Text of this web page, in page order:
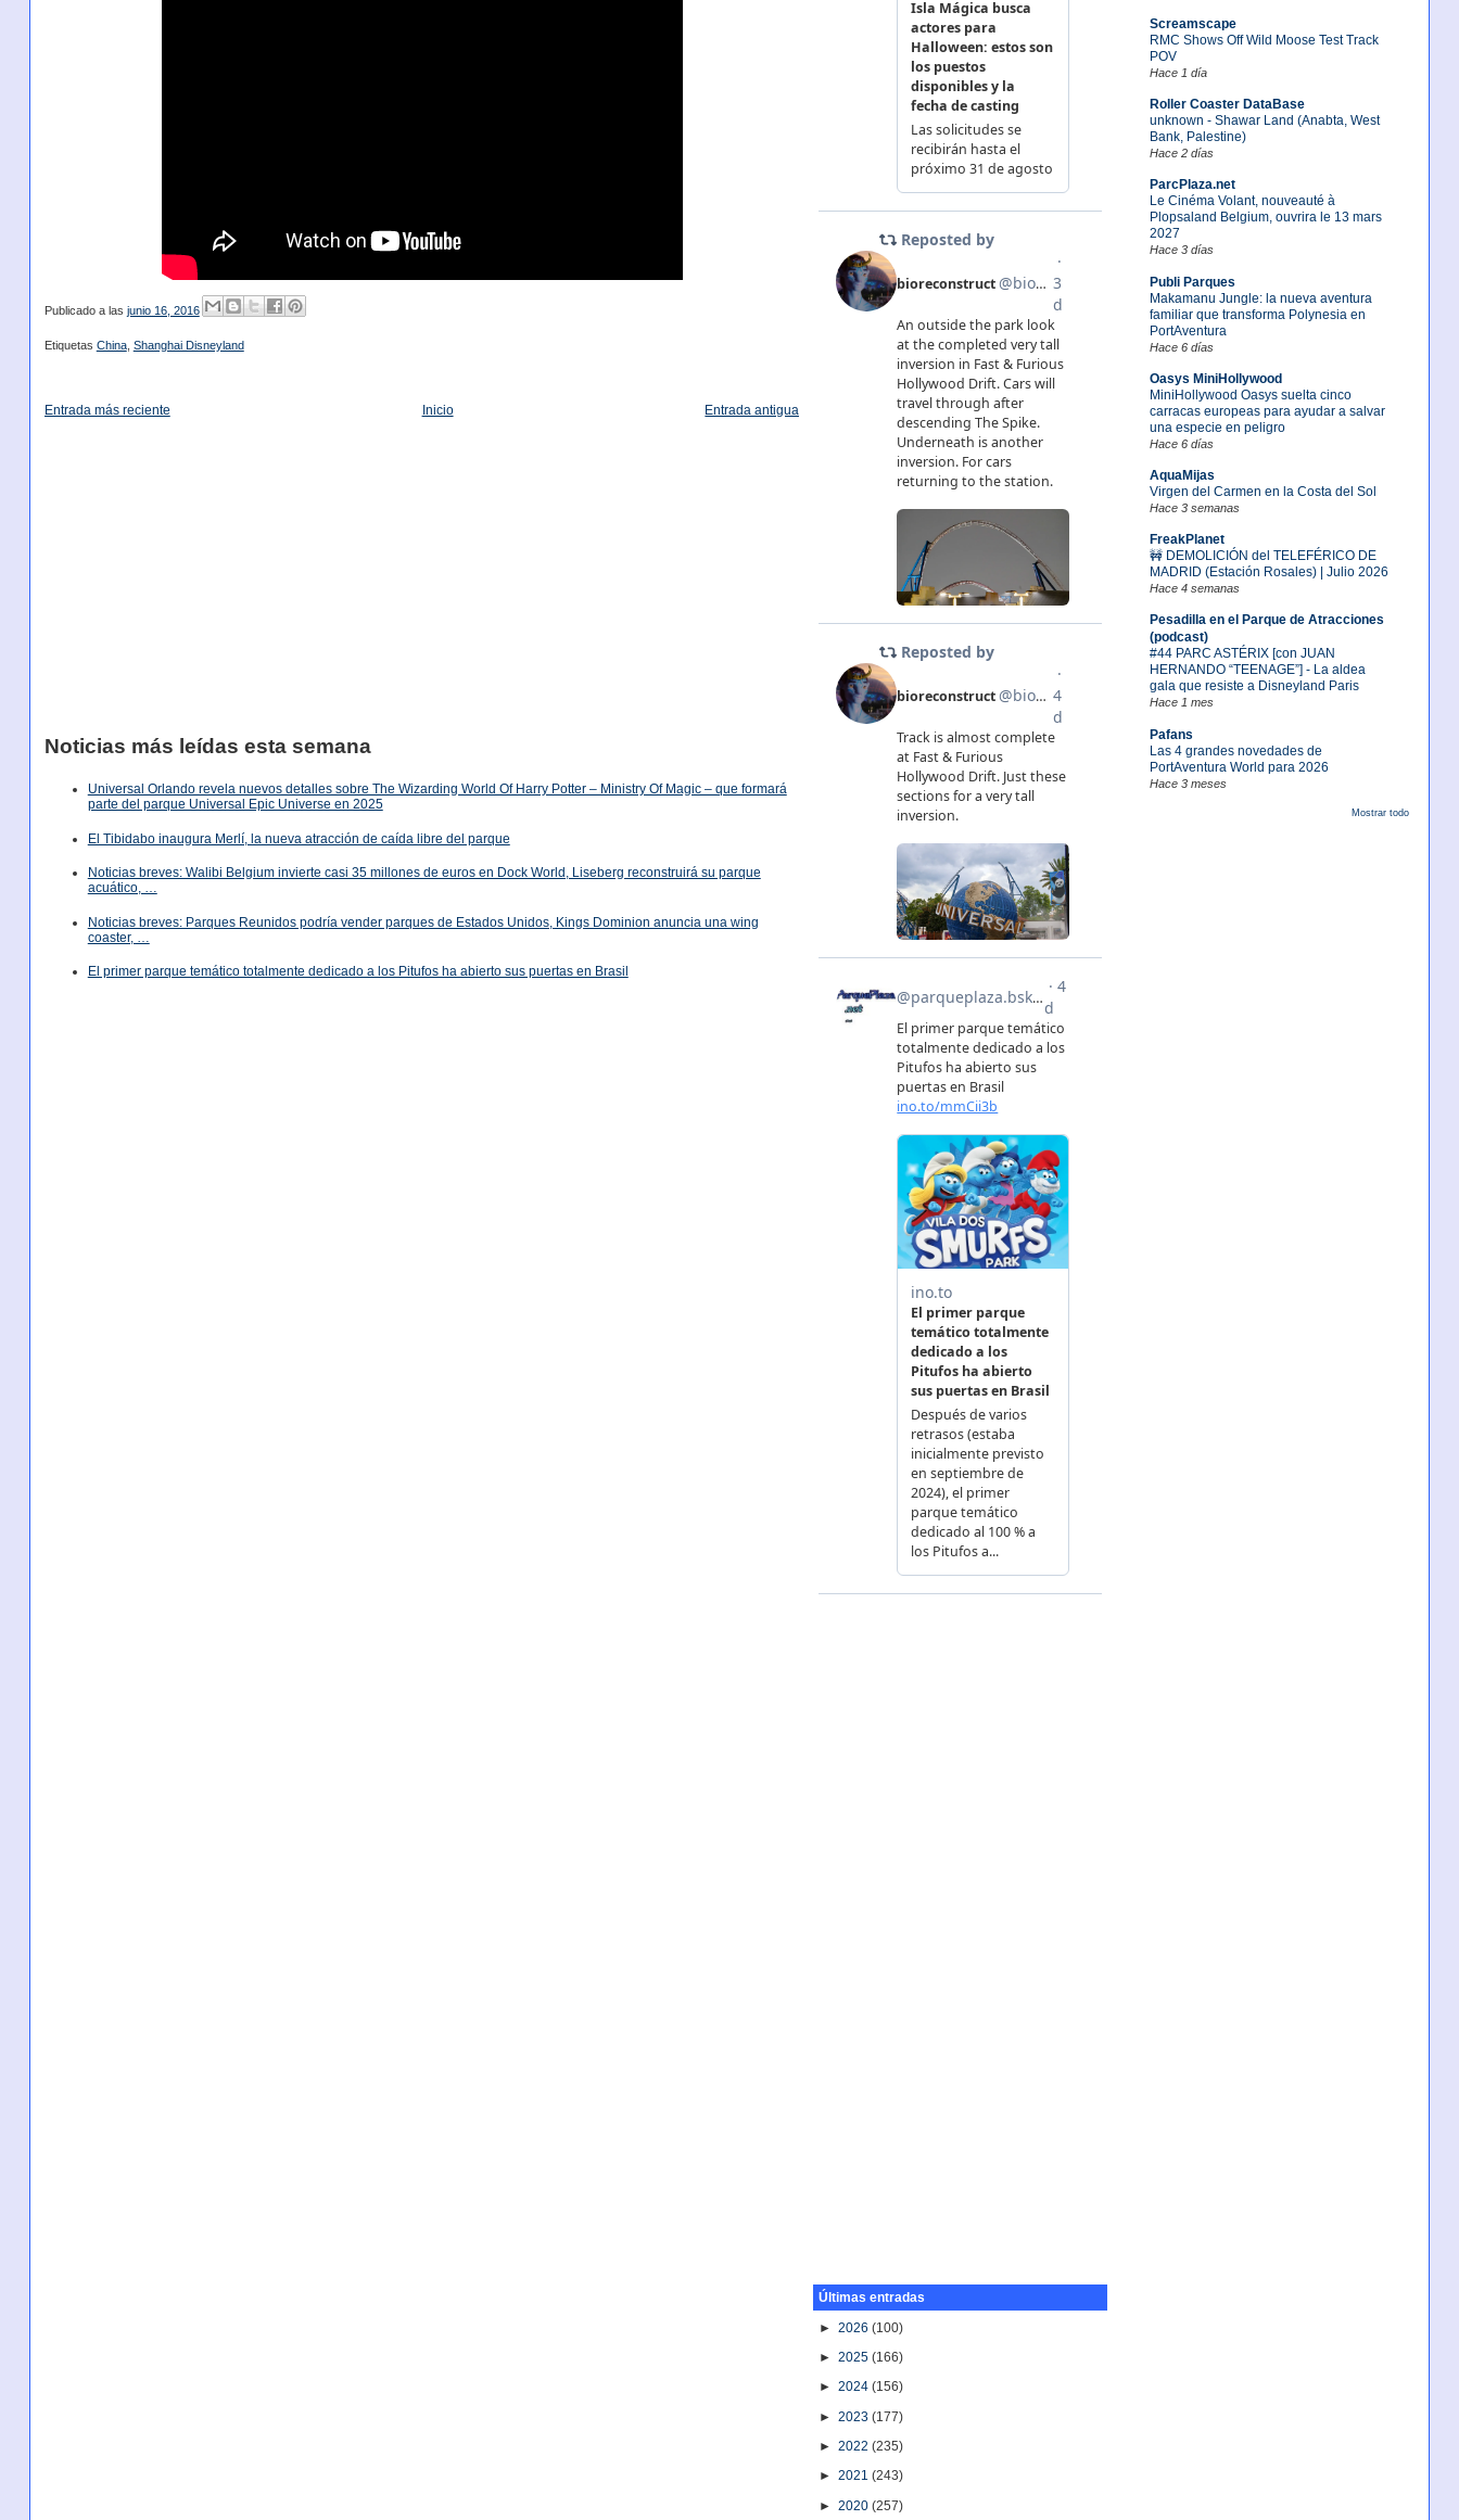
Screamscape
RMC Shows Off Wild Moose Test Track
POV
Hace 1 día
Roller Coaster DataBase
unknown - Shawar Land (Anabta, West
Bank, Palestine)
Hace 2 días
ParcPlaza.net
Le Cinéma Volant, nouveauté à
Plopsaland Belgium, ouvrira le 13 mars
2027
Hace 3 días
Publi Parques
Makamanu Jungle: la nueva aventura
familiar que transforma Polynesia en
PortAventura
Hace 6 días
Oasys MiniHollywood
MiniHollywood Oasys suelta cinco
carracas europeas para ayudar a salvar
una especie en peligro
Hace 6 días
AquaMijas
Virgen del Carmen en la Costa del Sol
Hace 3 semanas
FreakPlanet
🚧 DEMOLICIÓN del TELEFÉRICO DE
MADRID (Estación Rosales) | Julio 2026
Hace 4 semanas
Pesadilla en el Parque de Atracciones
(podcast)
#44 PARC ASTÉRIX [con JUAN
HERNANDO “TEENAGE”] - La aldea
gala que resiste a Disneyland Paris
Hace 1 mes
Pafans
Las 4 grandes novedades de
PortAventura World para 2026
Hace 3 meses
Mostrar todo
Publicado a las junio 16, 2016
Etiquetas China, Shanghai Disneyland
Entrada más reciente Entrada antigua
Inicio
Noticias más leídas esta semana
Universal Orlando revela nuevos detalles sobre The Wizarding World Of Harry Potter – Ministry Of Magic – que formará
parte del parque Universal Epic Universe en 2025
El Tibidabo inaugura Merlí, la nueva atracción de caída libre del parque
Noticias breves: Walibi Belgium invierte casi 35 millones de euros en Dock World, Liseberg reconstruirá su parque
acuático, …
Noticias breves: Parques Reunidos podría vender parques de Estados Unidos, Kings Dominion anuncia una wing
coaster, …
El primer parque temático totalmente dedicado a los Pitufos ha abierto sus puertas en Brasil
Últimas entradas
►2026(100)
►2025(166)
►2024(156)
►2023(177)
►2022(235)
►2021(243)
►2020(257)